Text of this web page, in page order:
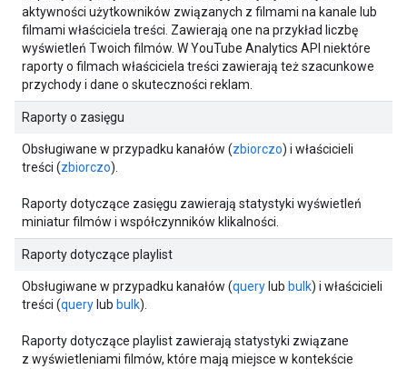
aktywności użytkowników związanych z filmami na kanale lub
filmami właściciela treści. Zawierają one na przykład liczbę
wyświetleń Twoich filmów. W YouTube Analytics API niektóre
raporty o filmach właściciela treści zawierają też szacunkowe
przychody i dane o skuteczności reklam.
Raporty o zasięgu
Obsługiwane w przypadku kanałów (zbiorczo) i właścicieli
treści (zbiorczo).
Raporty dotyczące zasięgu zawierają statystyki wyświetleń
miniatur filmów i współczynników klikalności.
Raporty dotyczące playlist
Obsługiwane w przypadku kanałów (query lub bulk) i właścicieli
treści (query lub bulk).
Raporty dotyczące playlist zawierają statystyki związane
z wyświetleniami filmów, które mają miejsce w kontekście